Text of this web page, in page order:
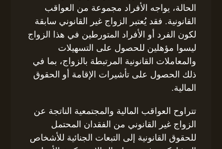
الحالة، يواجه الأفراد مجموعة من العواقب
القانونية. فقد يُعتبر الزواج غير القانوني سابقة
لكون الفرد أو الأفراد المتورطين في هذا الزواج
ليسوا مؤهلين للحصول على التسهيلات
والمعاملات القانونية المرتبطة بالزواج، بما في
ذلك الحصول على تأشيرات الإقامة أو الحقوق
المالية.
تتراوح العواقب المالية والمجتمعية الناتجة عن
الزواج غير القانوني من الفقدان المحتمل
للحقوق القانونية إلى التبعات الجنائية للأشخاص